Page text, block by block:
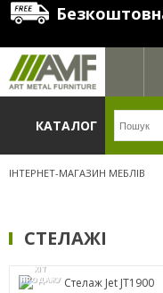
КАТАЛОГ
ІНТЕРНЕТ-МАГАЗИН МЕБЛІВ
СТЕЛАЖІ
ХІТ
ПРОДАЖУ